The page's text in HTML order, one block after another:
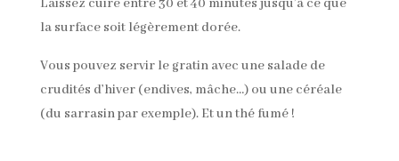
Laissez cuire entre 30 et 40 minutes jusqu’à ce que
la surface soit légèrement dorée.
Vous pouvez servir le gratin avec une salade de
crudités d’hiver (endives, mâche…) ou une céréale
(du sarrasin par exemple). Et un thé fumé !